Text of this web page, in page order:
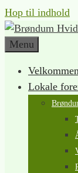
Hop til indhold
Menu
Lokale